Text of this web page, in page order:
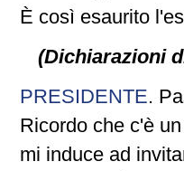
È così esaurito
(Dichiarazioni
PRESIDENTE.
Ricordo che c'è
mi induce ad